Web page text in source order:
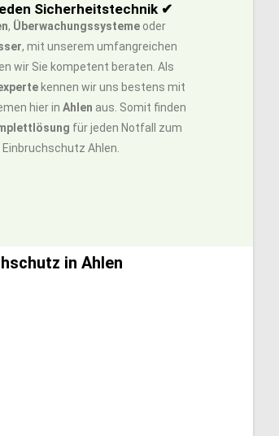
Sicherheitstechnik ✔
, Überwachungssystemeoder
, mit unserem umfangreichen
wir Sie kompetent beraten. Als
kennen wir uns bestens mit
hier inAhlen aus. Somit finden
für jeden Notfall zum
Ahlen.
in Ahlen